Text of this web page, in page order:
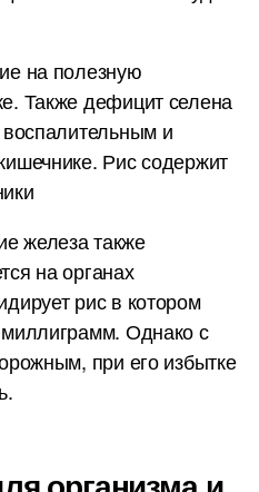
на полезную
Также дефицит селена
и
Рис содержит
железа также
на органах
рис в котором
Однако с
при его избытке